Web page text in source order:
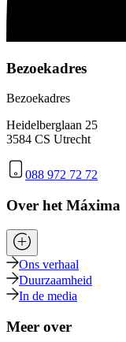
Bezoekadres
Bezoekadres
Heidelberglaan 25
3584 CS Utrecht
088 972 72 72
Over het Máxima
Ons verhaal
Duurzaamheid
In de media
Meer over